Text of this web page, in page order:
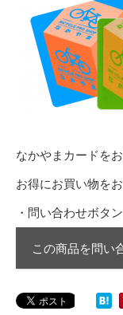
なかやまカードを
お得にお買い物を
・問い合わせボタン
この商品を問い